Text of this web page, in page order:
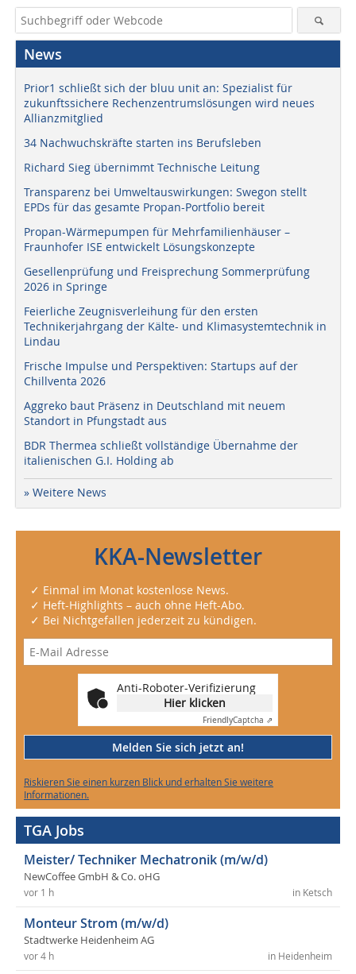
News
Prior1 schließt sich der bluu unit an: Spezialist für
zukunftssichere Rechenzentrumslösungen wird neues
Allianzmitglied
34 Nachwuchskräfte starten ins Berufsleben
Richard Sieg übernimmt Technische Leitung
Transparenz bei Umweltauswirkungen: Swegon stellt
EPDs für das gesamte Propan-Portfolio bereit
Propan-Wärmepumpen für Mehrfamilienhäuser –
Fraunhofer ISE entwickelt Lösungskonzepte
Gesellenprüfung und Freisprechung Sommerprüfung
2026 in Springe
Feierliche Zeugnisverleihung für den ersten
Technikerjahrgang der Kälte- und Klimasystemtechnik in
Lindau
Frische Impulse und Perspektiven: Startups auf der
Chillventa 2026
Aggreko baut Präsenz in Deutschland mit neuem
Standort in Pfungstadt aus
BDR Thermea schließt vollständige Übernahme der
italienischen G.I. Holding ab
» Weitere News
KKA-Newsletter
✓ Einmal im Monat kostenlose News.
✓ Heft-Highlights – auch ohne Heft-Abo.
✓ Bei Nichtgefallen jederzeit zu kündigen.
Anti-Roboter-Verifizierung
Hier klicken
FriendlyCaptcha ⇗
Melden Sie sich jetzt an!
Riskieren Sie einen kurzen Blick und erhalten Sie weitere
Informationen.
TGA Jobs
Meister/ Techniker Mechatronik (m/w/d)
NewCoffee GmbH & Co. oHG
in Ketsch
vor 1 h
Monteur Strom (m/w/d)
Stadtwerke Heidenheim AG
in Heidenheim
vor 4 h